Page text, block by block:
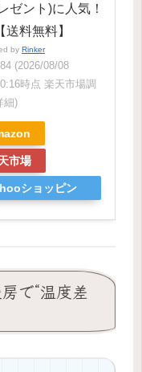
ゼント)に人気！
送料無料】
by Rinker
(2026/08/08
時点 楽天市場調
細)
市場
ショッピン
で“温度差